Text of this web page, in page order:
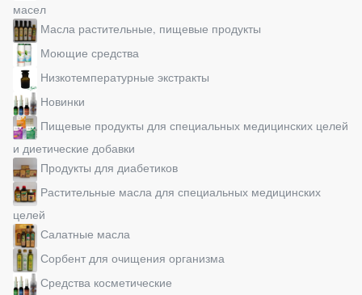
масел
Масла растительные, пищевые продукты
Моющие средства
Низкотемпературные экстракты
Новинки
Пищевые продукты для специальных медицинских целей
и диетические добавки
Продукты для диабетиков
Растительные масла для специальных медицинских
целей
Салатные масла
Сорбент для очищения организма
Средства косметические